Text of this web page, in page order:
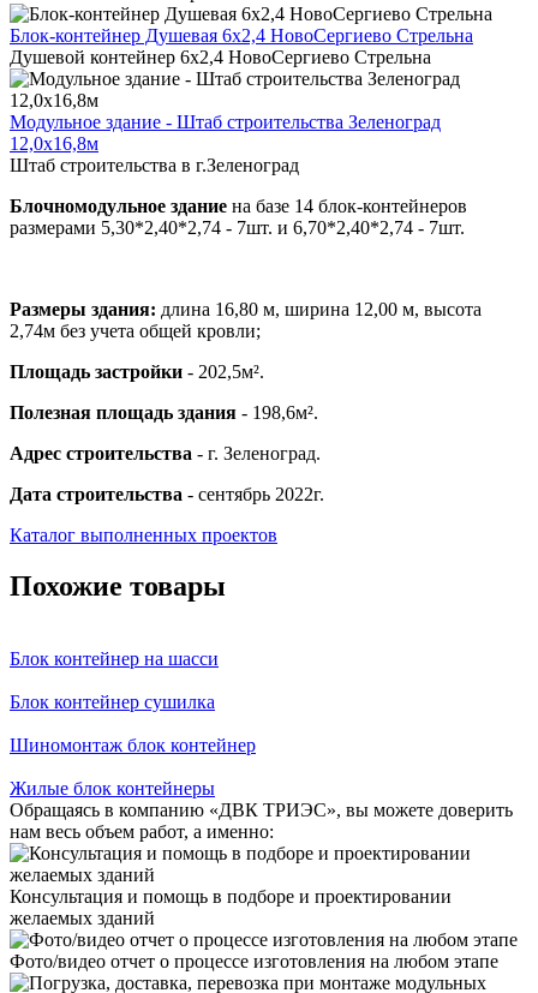
Блок-контейнер Душевая 6х2,4 НовоСергиево Стрельна
Душевой контейнер 6х2,4 НовоСергиево Стрельна
Модульное здание - Штаб строительства Зеленоград
12,0х16,8м
Штаб строительства в г.Зеленоград
Блочномодульное здание на базе 14 блок-контейнеров
размерами 5,30*2,40*2,74 - 7шт. и 6,70*2,40*2,74 - 7шт.
Размеры здания: длина 16,80 м, ширина 12,00 м, высота
2,74м без учета общей кровли;
Площадь застройки - 202,5м².
Полезная площадь здания - 198,6м².
Адрес строительства - г. Зеленоград.
Дата строительства - сентябрь 2022г.
Каталог выполненных проектов
Похожие товары
Блок контейнер на шасси
Блок контейнер сушилка
Шиномонтаж блок контейнер
Жилые блок контейнеры
Обращаясь в компанию «ДВК ТРИЭС», вы можете доверить
нам весь объем работ, а именно:
Консультация и помощь в подборе и проектировании
желаемых зданий
Фото/видео отчет о процессе изготовления на любом этапе